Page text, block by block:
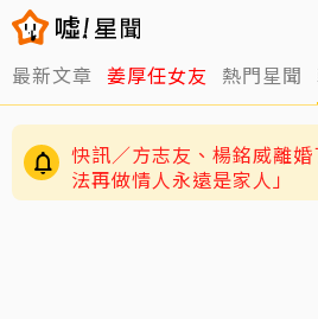
最新文章 姜厚任女友 熱門星聞
快訊／方志友、楊銘威離
法再做情人永遠是家人」